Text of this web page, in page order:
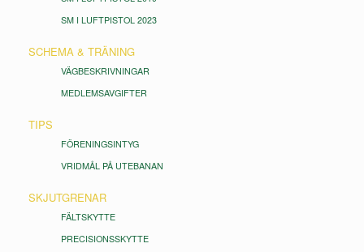
SM I LUFTPISTOL 2023
SCHEMA & TRÄNING
VÄGBESKRIVNINGAR
MEDLEMSAVGIFTER
TIPS
FÖRENINGSINTYG
VRIDMÅL PÅ UTEBANAN
SKJUTGRENAR
FÄLTSKYTTE
PRECISIONSSKYTTE